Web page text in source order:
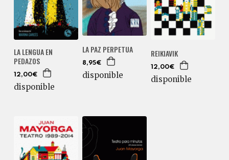
LA LENGUA EN
PEDAZOS
12,00€
disponible
LA PAZ PERPETUA
8,95€
disponible
REIKIAVIK
12,00€
disponible